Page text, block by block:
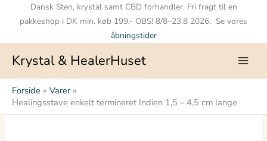
Dansk Sten, krystal samt CBD forhandler. Fri fragt til en
pakkeshop i DK min. køb 199,- OBS! 8/8–23.8 2026. Se vores
åbningstider
Krystal & HealerHuset
Forside
Varer
Healingsstave enkelt termineret Indien 1,5 – 4,5 cm lange